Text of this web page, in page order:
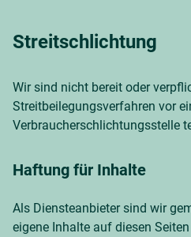
Streitschlichtung
Wir sind nicht bereit oder
Streitbeilegungsverfahren vor
Verbraucherschlichtungsstelle
Haftung für Inhalte
Als Diensteanbieter sind wir
eigene Inhalte auf diesen